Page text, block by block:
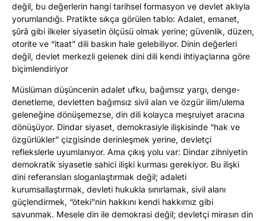
değil, bu değerlerin hangi tarihsel formasyon ve devlet aklıyla
yorumlandığı. Pratikte sıkça görülen tablo: Adalet, emanet,
şûrâ gibi ilkeler siyasetin ölçüsü olmak yerine; güvenlik, düzen,
otorite ve “itaat” dili baskın hale gelebiliyor. Dinin değerleri
değil, devlet merkezli gelenek dini dili kendi ihtiyaçlarına göre
biçimlendiriyor
Müslüman düşüncenin adalet ufku, bağımsız yargı, denge-
denetleme, devletten bağımsız sivil alan ve özgür ilim/ulema
geleneğine dönüşemezse, din dili kolayca meşruiyet aracına
dönüşüyor. Dindar siyaset, demokrasiyle ilişkisinde “hak ve
özgürlükler” çizgisinde derinleşmek yerine, devletçi
reflekslerle uyumlanıyor. Ama çıkış yolu var: Dindar zihniyetin
demokratik siyasetle sahici ilişki kurması gerekiyor. Bu ilişki
dini referansları sloganlaştırmak değil; adaleti
kurumsallaştırmak, devleti hukukla sınırlamak, sivil alanı
güçlendirmek, “öteki”nin hakkını kendi hakkımız gibi
savunmak. Mesele din ile demokrasi değil; devletçi mirasın din